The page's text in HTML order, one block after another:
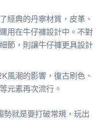
經典的丹寧材質，皮革、
用在牛仔褲設計中。不對
節，則讓牛仔褲更具設計
風潮的影響，復古刷色、
元素再次流行。
就是要打破常規，玩出